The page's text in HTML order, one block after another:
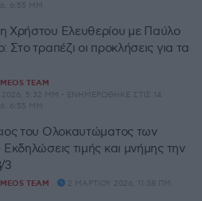
6:55 ΜΜ
Χρήστου Ελευθερίου με Παύλο
Στο τραπέζι οι προκλήσεις για τα
TEAM
2026, 5:32 ΜΜ - ΕΝΗΜΕΡΏΘΗΚΕ ΣΤΙΣ 14
6:55 ΜΜ
του Ολοκαυτώματος των
τιμής και μνήμης την
3
TEAM 2 ΜΑΡΤΊΟΥ 2026, 11:38 ΠΜ